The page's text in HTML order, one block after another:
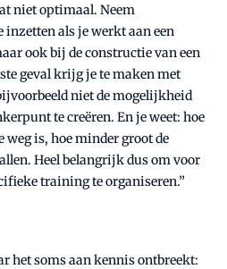
niet optimaal. Neem
als je werkt aan een
ook bij de constructie van een
geval krijg je te maken met
niet de mogelijkheid
te creëren. En je weet: hoe
is, hoe minder groot de
Heel belangrijk dus om voor
training te organiseren.”
het soms aan kennis ontbreekt: